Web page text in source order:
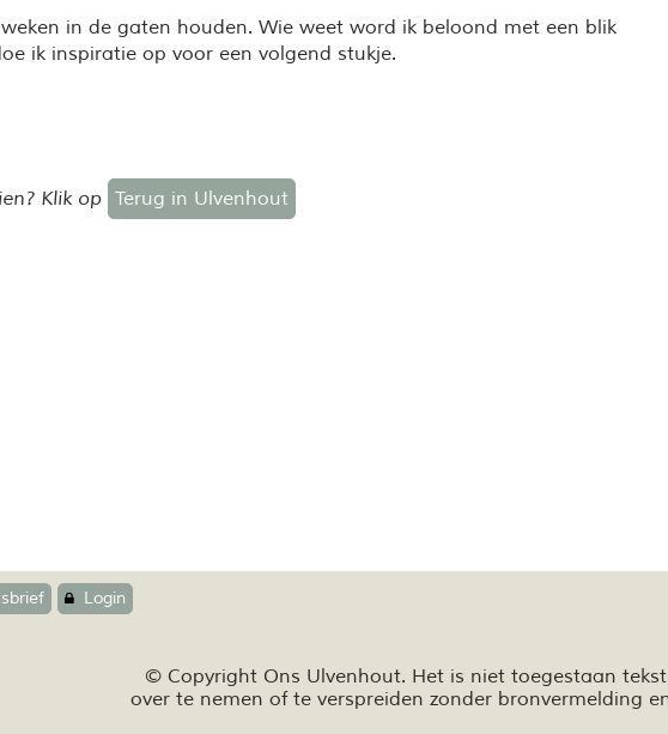
in de gaten houden. Wie weet word ik beloond met een blik
ik inspiratie op voor een volgend stukje.
Klik op Terug in Ulvenhout
Login
© Copyright Ons Ulvenhout. Het is niet toegestaan
over te nemen of te verspreiden zonder bronvermelding